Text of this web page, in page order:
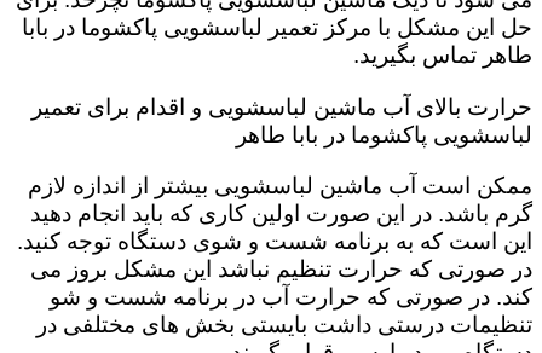
حل این مشکل با مرکز تعمیر لباسشویی پاکشوما در بابا
طاهر تماس بگیرید.
حرارت بالای آب ماشین لباسشویی و اقدام برای تعمیر
لباسشویی پاکشوما در بابا طاهر
ممکن است آب ماشین لباسشویی بیشتر از اندازه لازم
گرم باشد. در این صورت اولین کاری که باید انجام دهید
این است که به برنامه شست و شوی دستگاه توجه کنید.
در صورتی که حرارت تنظیم نباشد این مشکل بروز می
کند. در صورتی که حرارت آب در برنامه شست و شو
تنظیمات درستی داشت بایستی بخش های مختلفی در